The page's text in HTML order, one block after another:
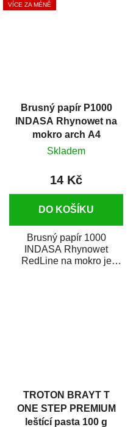
VÍCE ZA MÉNĚ
Brusný papír P1000
INDASA Rhynowet na
mokro arch A4
Skladem
14 Kč
DO KOŠÍKU
Brusný papír 1000
INDASA Rhynowet
RedLine na mokro je
TROTON BRAYT T
ONE STEP PREMIUM
leštící pasta 100 g